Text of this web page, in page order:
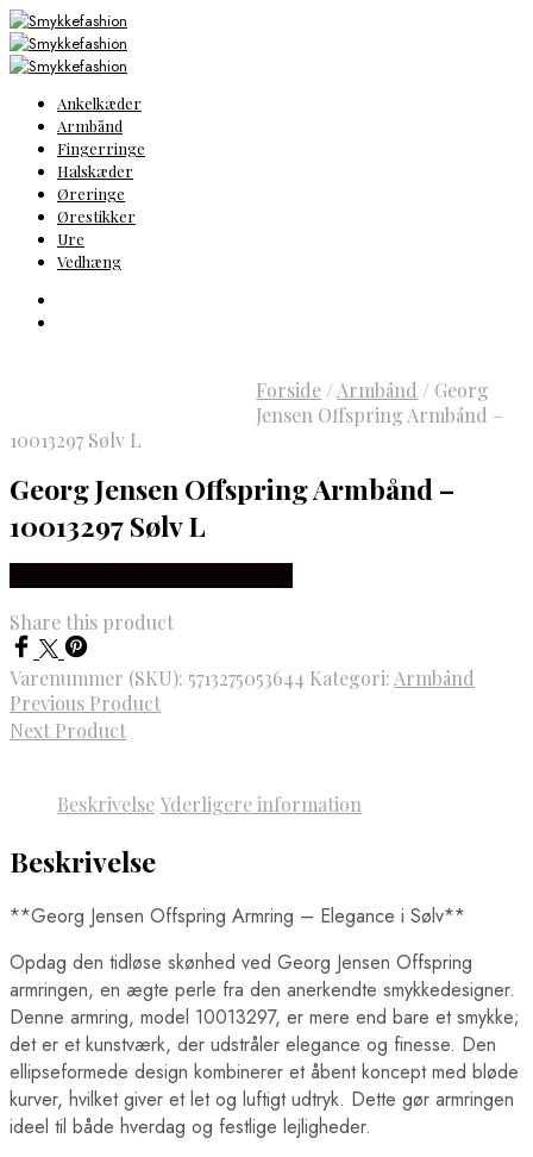
Ankelkæder
Armbånd
Fingerringe
Halskæder
Øreringe
Ørestikker
Ure
Vedhæng
Forside / Armbånd / Georg
Jensen Offspring Armbånd –
10013297 Sølv L
Georg Jensen Offspring Armbånd –
10013297 Sølv L
Share this product
Varenummer (SKU): 5713275053644 Kategori:Armbånd
Previous Product
Next Product
Beskrivelse Yderligere information
Beskrivelse
**Georg Jensen Offspring Armring – Elegance i Sølv**
Opdag den tidløse skønhed ved Georg Jensen Offspring
armringen, en ægte perle fra den anerkendte smykkedesigner.
Denne armring, model 10013297, er mere end bare et smykke;
det er et kunstværk, der udstråler elegance og finesse. Den
ellipseformede design kombinerer et åbent koncept med bløde
kurver, hvilket giver et let og luftigt udtryk. Dette gør armringen
ideel til både hverdag og festlige lejligheder.